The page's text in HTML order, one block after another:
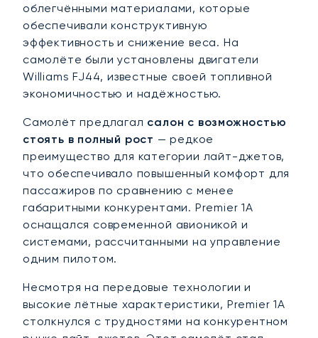
облегчёнными материалами, которые
обеспечивали конструктивную
эффективность и снижение веса. На
самолёте были установлены двигатели
Williams FJ44, известные своей топливной
экономичностью и надёжностью.
Самолёт предлагал салон с возможностью
стоять в полный рост — редкое
преимущество для категории лайт-джетов,
что обеспечивало повышенный комфорт для
пассажиров по сравнению с менее
габаритными конкурентами. Premier 1A
оснащался современной авионикой и
системами, рассчитанными на управление
одним пилотом.
Несмотря на передовые технологии и
высокие лётные характеристики, Premier 1A
столкнулся с трудностями на конкурентном